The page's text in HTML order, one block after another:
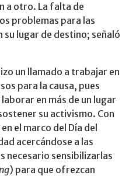
a otro. La falta de
problemas para las
su lugar de destino; señaló
un llamado a trabajar en
para la causa, pues
en más de un lugar
su activismo. Con
el marco del Día del
acercándose a las
necesario sensibilizarlas
) para que ofrezcan